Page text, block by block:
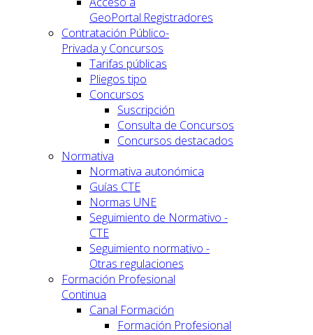
GeoPortal.Registradores
Contratación Público-
Privada y Concursos
Tarifas públicas
Pliegos tipo
Concursos
Suscripción
Consulta de Concursos
Concursos destacados
Normativa
Normativa autonómica
Guías CTE
Normas UNE
Seguimiento de Normativo -
CTE
Seguimiento normativo -
Otras regulaciones
Formación Profesional
Continua
Canal Formación
Formación Profesional